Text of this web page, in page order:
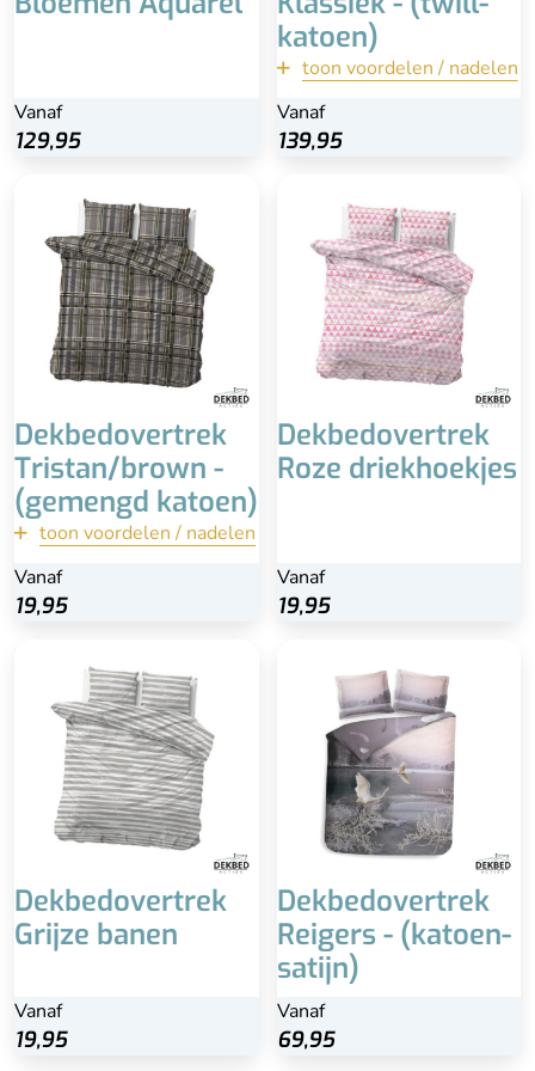
Vanaf
129,95
katoen)
toon voordelen / nadelen
Vanaf
139,95
terug
Bekijk
Dekbedovertrek
Tristan/brown -
(gemengd katoen)
toon voordelen / nadelen
Vanaf
19,95
Voelt zacht en soepel aan
Wasbaar
Gemengd katoen
Bijbehorende
kussenslopen
Niet oneindig voorradig
terug
Bekijk
Dekbedovertrek
Roze driekhoekjes
Vanaf
19,95
Dekbedovertrek
Grijze banen
Vanaf
19,95
Dekbedovertrek
Reigers - (katoen-
satijn)
Vanaf
69,95